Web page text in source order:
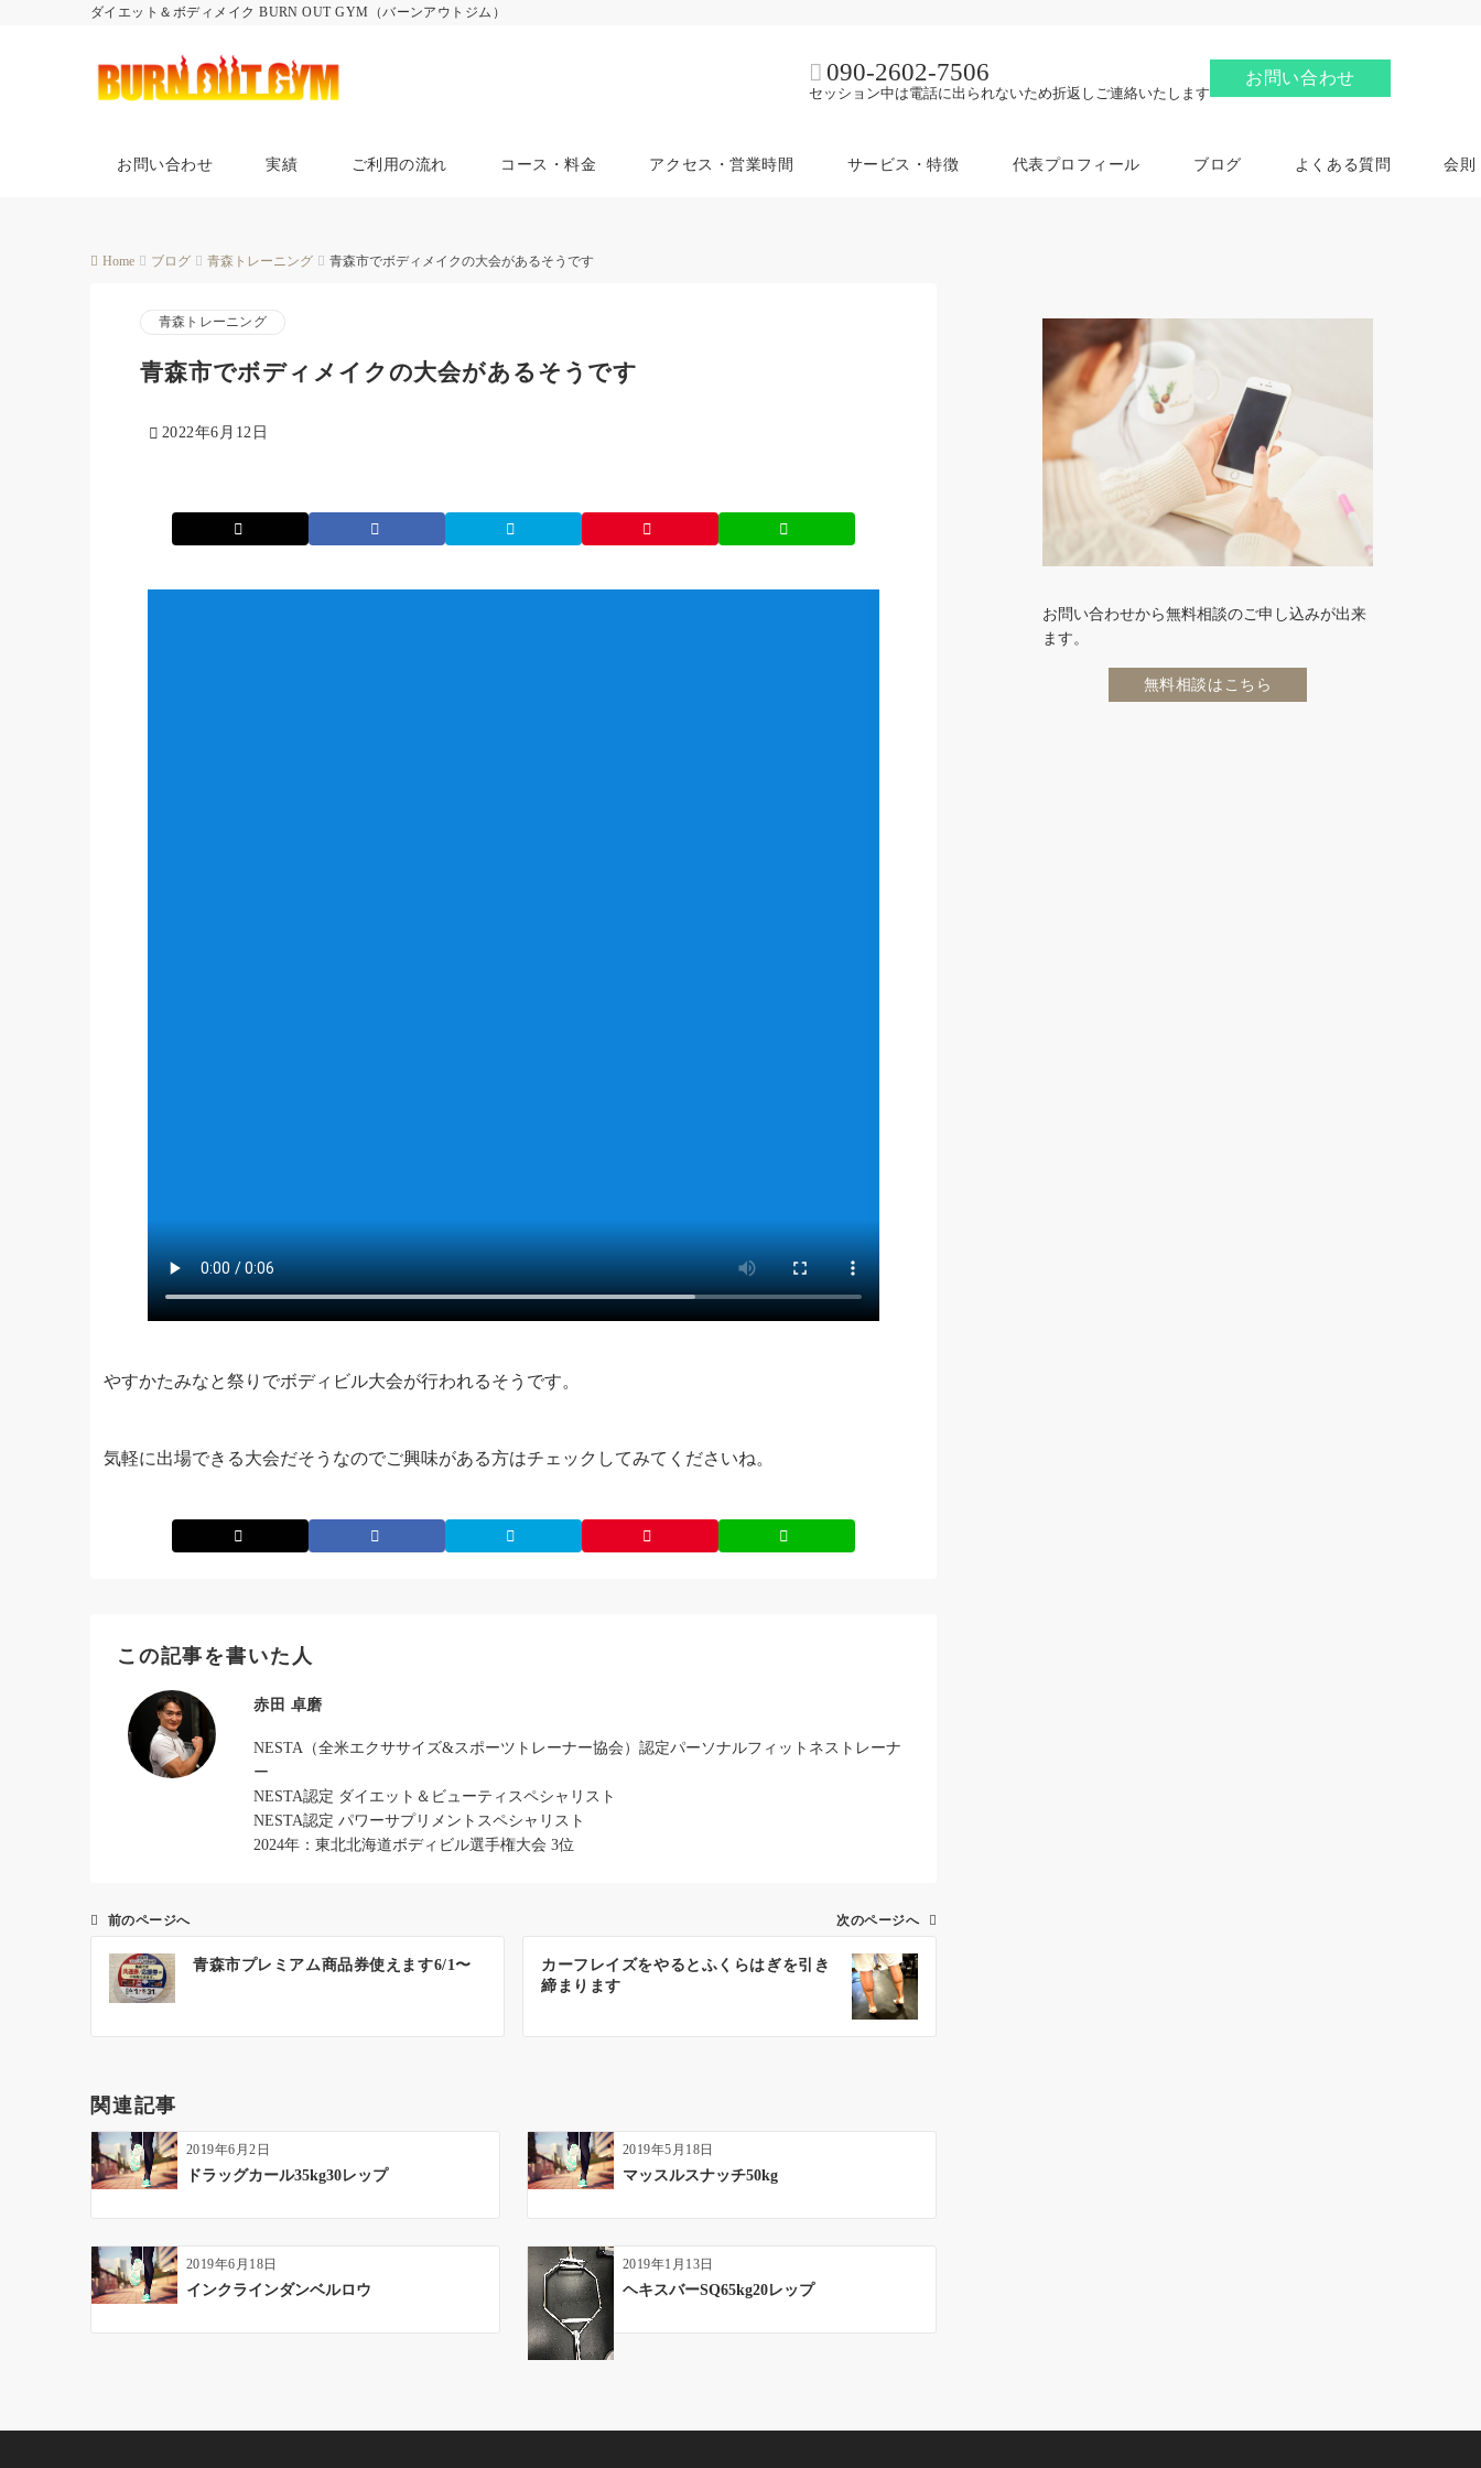
ダイエット＆ボディメイク BURN OUT GYM（バーンアウトジム）
090-2602-7506
セッション中は電話に出られないため折返しご連絡いたします
お問い合わせ
お問い合わせ 実績 ご利用の流れ コース・料金 アクセス・営業時間 サービス・特徴 代表プロフィール ブログ よくある質問 会則
Home ブログ 青森トレーニング 青森市でボディメイクの大会があるそうです
青森トレーニング
青森市でボディメイクの大会があるそうです
2022年6月12日
やすかたみなと祭りでボディビル大会が行われるそうです。
気軽に出場できる大会だそうなのでご興味がある方はチェックしてみてくださいね。
この記事を書いた人
赤田 卓磨
NESTA（全米エクササイズ&スポーツトレーナー協会）認定パーソナルフィットネストレーナ
ー
NESTA認定 ダイエット＆ビューティスペシャリスト
NESTA認定 パワーサプリメントスペシャリスト
2024年：東北北海道ボディビル選手権大会 3位
シ
ョ
ン
前のページへ
青森市プレミアム商品券使えます6/1〜
次のページへ
カーフレイズをやるとふくらはぎを引き
締まります
関連記事
2019年6月2日
ドラッグカール35kg30レップ
2019年5月18日
マッスルスナッチ50kg
2019年6月18日
インクラインダンベルロウ
2019年1月13日
ヘキスバーSQ65kg20レップ
お問い合わせから無料相談のご申し込みが出来
ます。
無料相談はこちら